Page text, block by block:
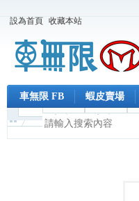
設為首頁 收藏本站
車無限 FB 蝦皮賣場